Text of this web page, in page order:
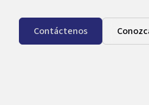
Contáctenos